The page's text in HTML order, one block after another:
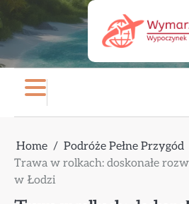
content
Home Podróże Pełne Przygód
Trawa w rolkach: doskonałe
w Łodzi